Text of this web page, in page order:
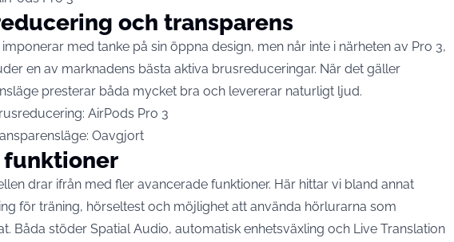
och transparens
med tanke på sin öppna design, men når inte i närheten av Pro 3,
en av marknadens bästa aktiva brusreduceringar. När det gäller
presterar båda mycket bra och levererar naturligt ljud.
AirPods Pro 3
Oavgjort
funktioner
drar ifrån med fler avancerade funktioner. Här hittar vi bland annat
för träning, hörseltest och möjlighet att använda hörlurarna som
Båda stöder Spatial Audio, automatisk enhetsväxling och Live Translation